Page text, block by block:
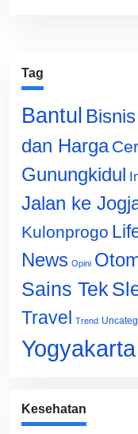
Tag
Bantul Bisnis
dan Harga
Gunungkidul
Jalan ke
Kulonprogo
News Opini
Sains Tek
Travel Trend
Yogyakarta
Kesehatan